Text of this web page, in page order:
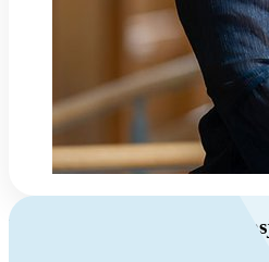
Har du spørsmål om